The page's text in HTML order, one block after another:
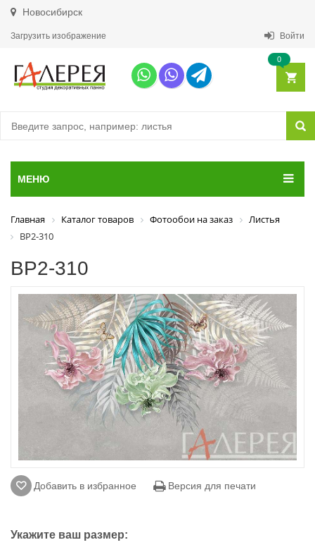
Новосибирск
Загрузить изображение Войти
0
МЕНЮ
Главная Каталог товаров Фотообои на заказ
Листья
ВР2-310
ВР2-310
Добавить в избранное Версия для печати
Укажите ваш размер: